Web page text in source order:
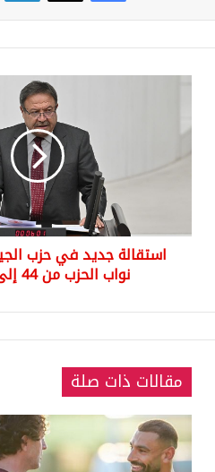
في
حزب
الجيد:
الحزب
38
استقالة جديد في حزب
نواب الحزب من 44 إلى 38 نائب
مقالات ذات صلة